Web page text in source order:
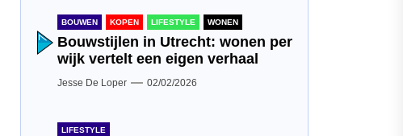
BOUWEN KOPEN LIFESTYLE WONEN
Bouwstijlen in Utrecht: wonen per
wijk vertelt een eigen verhaal
Jesse De Loper 02/02/2026
LIFESTYLE